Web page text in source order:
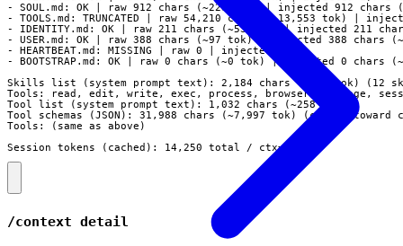
- SOUL.md: OK | raw 912 chars (~228 tok) | injected 912 chars
- TOOLS.md: TRUNCATED | raw 54,210 chars (~13,553 tok) |
- IDENTITY.md: OK | raw 211 chars (~53 tok) | injected 211
- USER.md: OK | raw 388 chars (~97 tok) | injected 388 chars
- HEARTBEAT.md: MISSING | raw 0 | injected 0
- BOOTSTRAP.md: OK | raw 0 chars (~0 tok) | injected 0 chars
Skills list (system prompt text): 2,184 chars (~546 tok) (12
Tools: read, edit, write, exec, process, browser, message,
Tool list (system prompt text): 1,032 chars (~258 tok)
Tool schemas (JSON): 31,988 chars (~7,997 tok) (counts
Tools: (same as above)
Session tokens (cached): 14,250 total / ctx=32,000
/context detail